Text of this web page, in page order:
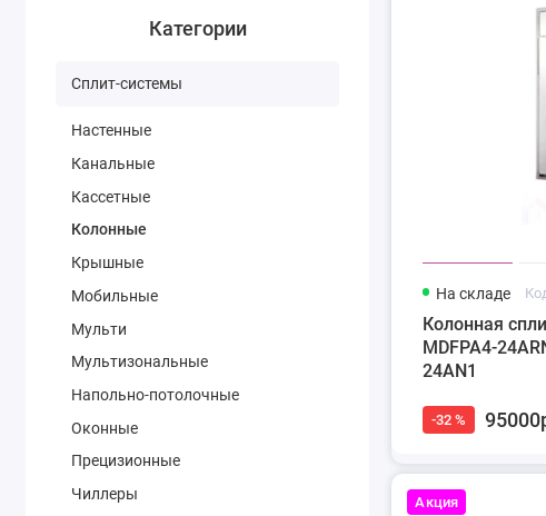
Категории
Сплит-системы
Настенные
Канальные
Кассетные
Колонные
Крышные
Мобильные
Мульти
Мультизональные
Напольно-потолочные
Оконные
Прецизионные
Чиллеры
На складе
Колонная
MDFPA4-
24AN1
-32 %
Акция